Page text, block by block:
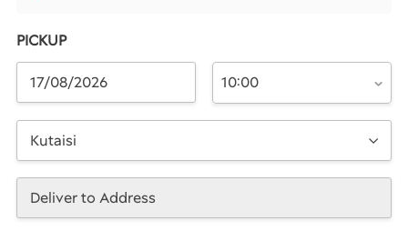
PICKUP
10:00
Kutaisi
Deliver to Address